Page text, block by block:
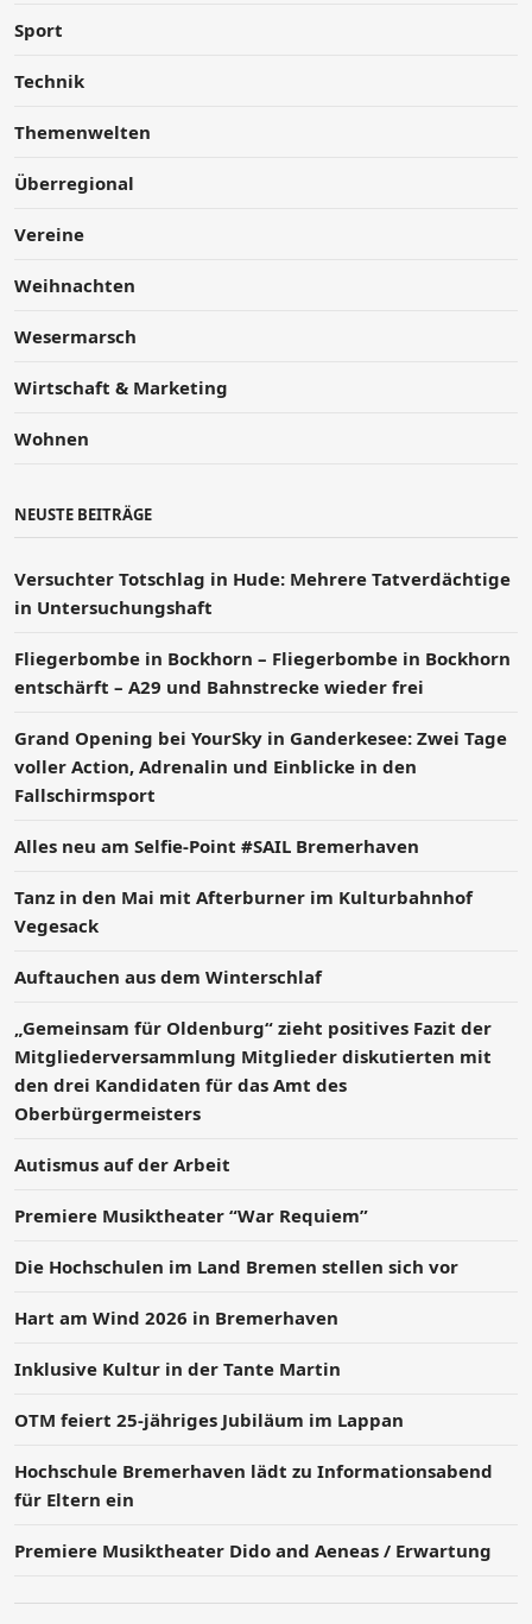
Sport
Technik
Themenwelten
Überregional
Vereine
Weihnachten
Wesermarsch
Wirtschaft & Marketing
Wohnen
NEUSTE BEITRÄGE
Versucht­er Totschlag in Hude: Mehrere Tatverdächtige
in Untersuchungshaft
Fliegerbombe in Bockhorn – Fliegerbombe in Bockhorn
entschärft – A29 und Bahnstrecke wieder frei
Grand Opening bei YourSky in Ganderkesee: Zwei Tage
voller Action, Adrenalin und Einblicke in den
Fallschirmsport
Alles neu am Selfie-Point #SAIL Bremerhaven
Tanz in den Mai mit Afterburner im Kulturbahnhof
Vegesack
Auftauchen aus dem Winterschlaf
„Gemeinsam für Oldenburg“ zieht positives Fazit der
Mitgliederversammlung Mitglieder diskutierten mit
den drei Kandidaten für das Amt des
Oberbürgermeisters
Autismus auf der Arbeit
Premiere Musiktheater “War Requiem”
Die Hochschulen im Land Bremen stellen sich vor
Hart am Wind 2026 in Bremerhaven
Inklusive Kultur in der Tante Martin
OTM feiert 25-jähriges Jubiläum im Lappan
Hochschule Bremerhaven lädt zu Informationsabend
für Eltern ein
Premiere Musiktheater Dido and Aeneas / Erwartung